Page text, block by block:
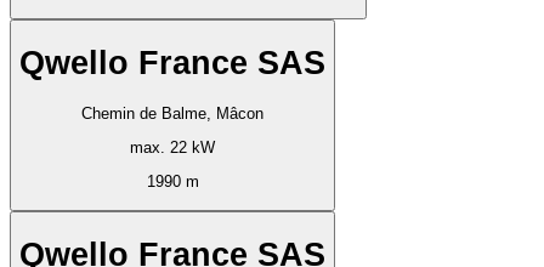
Qwello France SAS
Chemin de Balme, Mâcon
max. 22 kW
1990 m
Qwello France SAS